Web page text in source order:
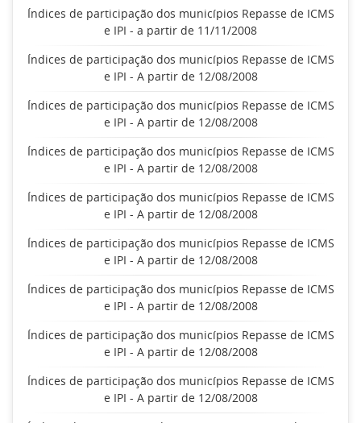
Índices de participação dos municípios Repasse de ICMS
e IPI - a partir de 11/11/2008
Índices de participação dos municípios Repasse de ICMS
e IPI - A partir de 12/08/2008
Índices de participação dos municípios Repasse de ICMS
e IPI - A partir de 12/08/2008
Índices de participação dos municípios Repasse de ICMS
e IPI - A partir de 12/08/2008
Índices de participação dos municípios Repasse de ICMS
e IPI - A partir de 12/08/2008
Índices de participação dos municípios Repasse de ICMS
e IPI - A partir de 12/08/2008
Índices de participação dos municípios Repasse de ICMS
e IPI - A partir de 12/08/2008
Índices de participação dos municípios Repasse de ICMS
e IPI - A partir de 12/08/2008
Índices de participação dos municípios Repasse de ICMS
e IPI - A partir de 12/08/2008